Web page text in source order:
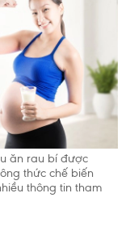
ăn rau bí được
thức chế biến
thông tin tham